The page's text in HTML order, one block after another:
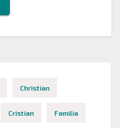
Christian
Cristian Familia